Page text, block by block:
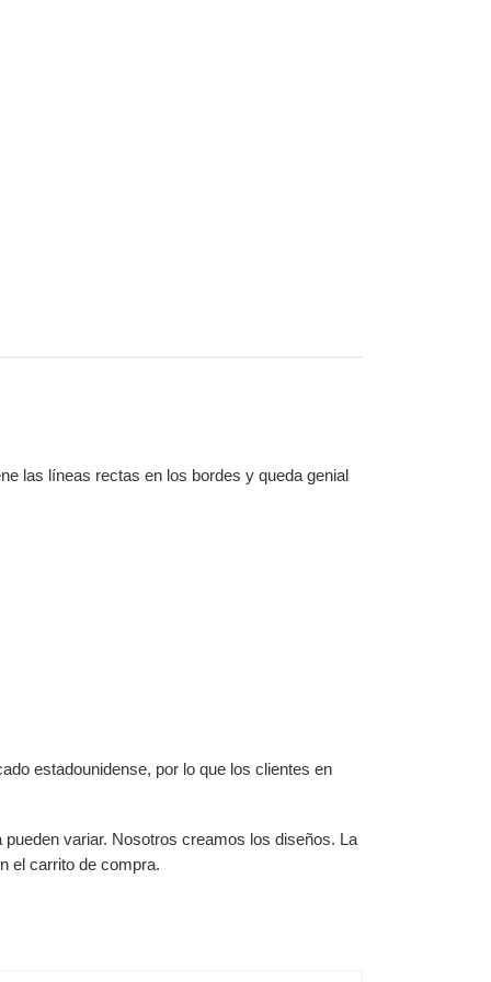
las líneas rectas en los bordes y queda genial
estadounidense, por lo que los clientes en
variar. Nosotros creamos los diseños. La
el carrito de compra.